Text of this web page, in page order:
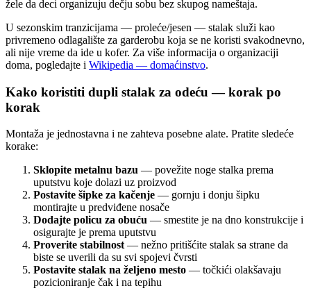
žele da deci organizuju dečju sobu bez skupog nameštaja.
U sezonskim tranzicijama — proleće/jesen — stalak služi kao
privremeno odlagalište za garderobu koja se ne koristi svakodnevno,
ali nije vreme da ide u kofer. Za više informacija o organizaciji
doma, pogledajte i Wikipedia — domaćinstvo.
Kako koristiti dupli stalak za odeću — korak po
korak
Montaža je jednostavna i ne zahteva posebne alate. Pratite sledeće
korake:
Sklopite metalnu bazu — povežite noge stalka prema
uputstvu koje dolazi uz proizvod
Postavite šipke za kačenje — gornju i donju šipku
montirajte u predviđene nosače
Dodajte policu za obuću — smestite je na dno konstrukcije i
osigurajte je prema uputstvu
Proverite stabilnost— nežno pritišćite stalak sa strane da
biste se uverili da su svi spojevi čvrsti
Postavite stalak na željeno mesto — točkići olakšavaju
pozicioniranje čak i na tepihu